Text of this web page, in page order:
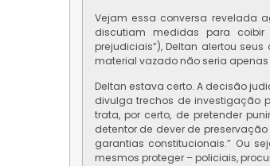
Vejam essa conversa revelada
discutiam medidas para
prejudiciais”), Deltan alertou
material vazado não seria
Deltan estava certo. A decisão
divulga trechos de investigação
trata, por certo, de pretender
detentor de dever de
garantias constitucionais.” Ou
mesmos proteger – policiais,